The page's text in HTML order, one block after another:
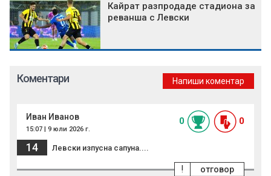
Кайрат разпродаде стадиона за
реванша с Левски
Коментари Напиши коментар
Иван Иванов
15:07 | 9 юли 2026 г.
0 0
14 Левски изпусна сапуна....
отговор
!